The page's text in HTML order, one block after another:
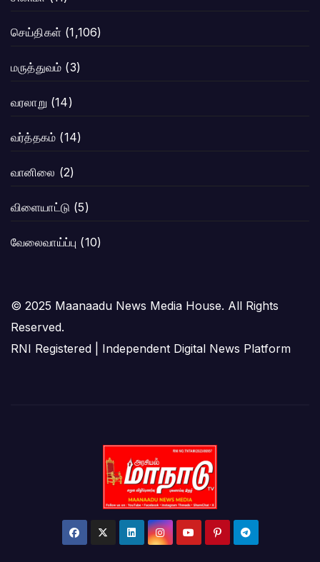
செய்திகள் (1,106)
மருத்துவம் (3)
வரலாறு (14)
வர்த்தகம் (14)
வானிலை (2)
விளையாட்டு (5)
வேலைவாய்ப்பு (10)
© 2025 Maanaadu News Media House. All Rights
Reserved.
RNI Registered | Independent Digital News Platform